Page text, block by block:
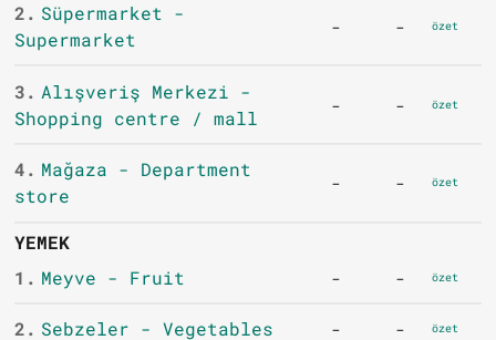
2. Süpermarket -
Supermarket
- - özet
3. Alışveriş Merkezi -
Shopping centre / mall
- - özet
4. Mağaza - Department
store
- - özet
YEMEK
1. Meyve - Fruit - - özet
2. Sebzeler - Vegetables - - özet